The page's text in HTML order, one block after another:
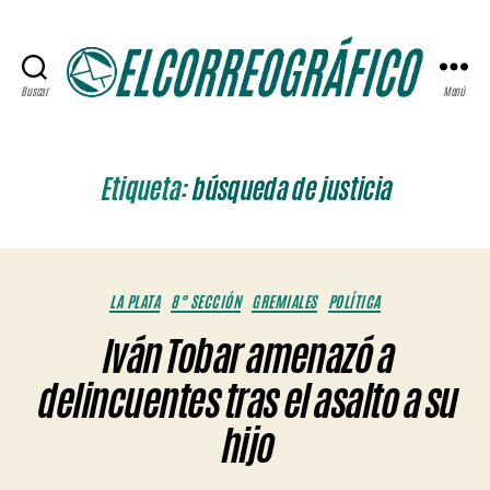
Buscar Menú
Etiqueta:búsqueda de justicia
Categorías
LA PLATA 8° SECCIÓN GREMIALES POLÍTICA
Iván Tobar amenazó a
delincuentes tras el asalto a su
hijo